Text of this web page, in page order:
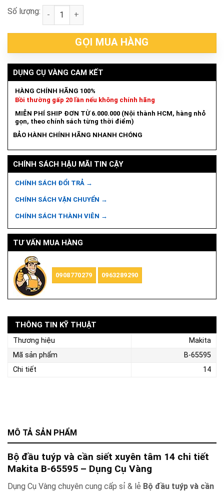
Số lượng: Bộ đầu tuýp và cần siết xuyên tâm 14 chi tiết
GỌI MUA HÀNG
DỤNG CỤ VÀNG CAM KẾT
HÀNG CHÍNH HÃNG 100%
Bồi thường gấp 20 lần nếu không chính hãng
MIỄN PHÍ SHIP ĐƠN TỪ 6.000.000 (Nội thành HCM, hàng nhỏ
gọn, theo chính sách từng thời điểm)
BẢO HÀNH CHÍNH HÃNG NHANH CHÓNG
CHÍNH SÁCH HẬU MÃI TIN CẬY
CHÍNH SÁCH ĐỔI TRẢ →
CHÍNH SÁCH VẬN CHUYỂN →
CHÍNH SÁCH THÀNH VIÊN →
TƯ VẤN MUA HÀNG
0908770279 0963289290
MÔ TẢ SẢN PHẨM
Bộ đầu tuýp và cần siết xuyên tâm 14 chi tiết
Makita B-65595 – Dụng Cụ Vàng
Dụng Cụ Vàng chuyên cung cấp sỉ & lẻ Bộ đầu tuýp và cần
THÔNG TIN KỸ THUẬT
Thương hiệu
Makita
Mã sản phẩm
B-65595
Chi tiết
14